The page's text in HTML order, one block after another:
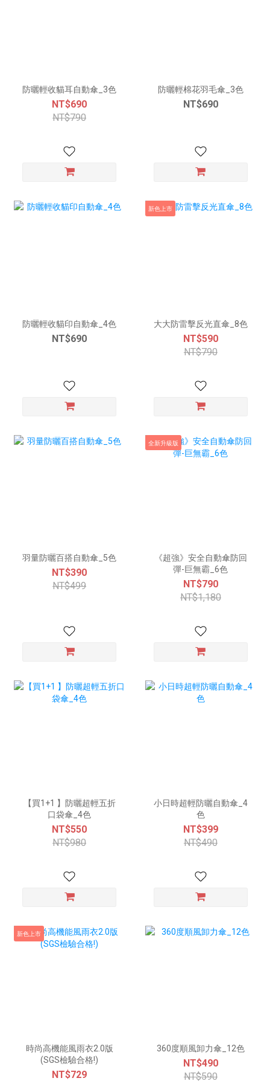
防曬輕收貓耳自動傘_3色
NT$690
NT$790
防曬輕棉花羽毛傘_3色
NT$690
防曬輕收貓印自動傘_4色
NT$690
新色上市
大大防雷擊反光直傘_8色
NT$590
NT$790
羽量防曬百搭自動傘_5色
NT$390
NT$499
全新升級版
《超強》安全自動傘防回
彈-巨無霸_6色
NT$790
NT$1,180
【買1+1 】防曬超輕五折
口袋傘_4色
NT$550
NT$980
小日時超輕防曬自動傘_4
色
NT$399
NT$490
新色上市
時尚高機能風雨衣2.0版
(SGS檢驗合格!)
NT$729
360度順風卸力傘_12色
NT$490
NT$590